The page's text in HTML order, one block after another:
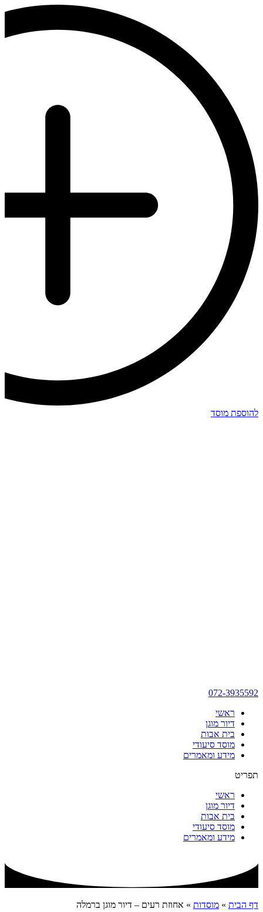
להוספת מוסד
072-3935592
ראשי
דיור מוגן
בית אבות
מוסד סיעודי
מידע ומאמרים
תפריט
ראשי
דיור מוגן
בית אבות
מוסד סיעודי
מידע ומאמרים
דף הבית » מוסדות » אחוזת רעים – דיור מוגן ברמלה